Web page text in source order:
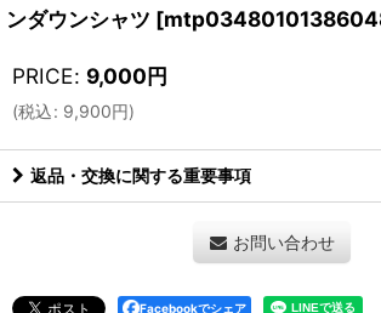
ンダウンシャツ [
PRICE: 9,000円
(税込: 9,900円)
返品・交換に関する重要事項
お問い合わせ
Facebookでシェア